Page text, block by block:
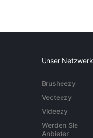
Unser Netzwerk
Brusheezy
Vecteezy
Videezy
Werden Sie
Anbieter